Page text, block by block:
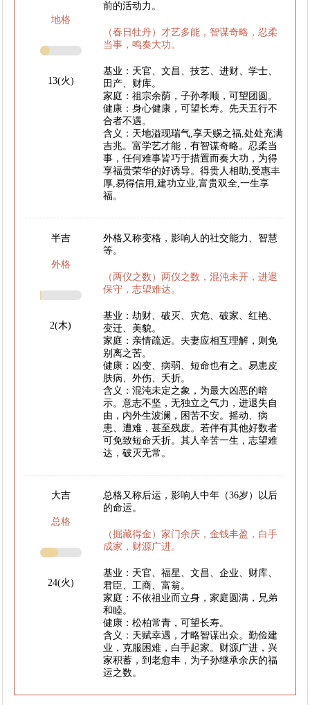
地格
13(火)
前的活动力。
（春日牡丹）才艺多能，智谋奇略，忍柔
当事，鸣奏大功。
基业：天官、文昌、技艺、进财、学士、
田产、财库。
家庭：祖宗余荫，子孙孝顺，可望团圆。
健康：身心健康，可望长寿。先天五行不
合者不遇。
含义：天地溢现瑞气,享天赐之福,处处充满
吉兆。富学艺才能，有智谋奇略。忍柔当
事，任何难事皆巧于措置而奏大功，为得
享福贵荣华的好诱导。得贵人相助,受惠丰
厚,易得信用,建功立业,富贵双全,一生享
福。
半吉
外格
2(木)
外格又称变格，影响人的社交能力、智慧
等。
（两仪之数）两仪之数，混沌未开，进退
保守，志望难达。
基业：劫财、破灭、灾危、破家、红艳、
变迁、美貌。
家庭：亲情疏远。夫妻应相互理解，则免
别离之苦。
健康：凶变、病弱、短命也有之。易患皮
肤病、外伤、夭折。
含义：混沌未定之象，为最大凶恶的暗
示。意志不坚，无独立之气力，进退失自
由，内外生波澜，困苦不安。摇动、病
患、遭难，甚至残废。若伴有其他好数者
可免致短命夭折。其人辛苦一生，志望难
达，破灭无常。
大吉
总格
24(火)
总格又称后运，影响人中年（36岁）以后
的命运。
（掘藏得金）家门余庆，金钱丰盈，白手
成家，财源广进。
基业：天官、福星、文昌、企业、财库、
君臣、工商、富翁。
家庭：不依祖业而立身，家庭圆满，兄弟
和睦。
健康：松柏常青，可望长寿。
含义：天赋幸遇，才略智谋出众。勤俭建
业，克服困难，白手起家。财源广进，兴
家积蓄，到老愈丰，为子孙继承余庆的福
运之数。